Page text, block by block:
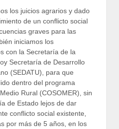
los juicios agrarios y dado
de un conflicto social
graves para las
iniciamos los
con la Secretaría de la
Secretaría de Desarrollo
(SEDATU), para que
dentro del programa
Rural (COSOMER), sin
de Estado lejos de dar
conflicto social existente,
por más de 5 años, en los